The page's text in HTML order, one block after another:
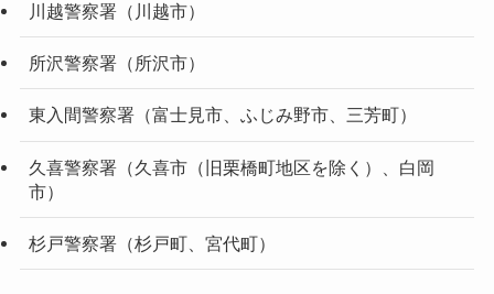
川越警察署（川越市）
所沢警察署（所沢市）
東入間警察署（富士見市、ふじみ野市、三芳町）
久喜警察署（久喜市（旧栗橋町地区を除く）、白岡
市）
杉戸警察署（杉戸町、宮代町）